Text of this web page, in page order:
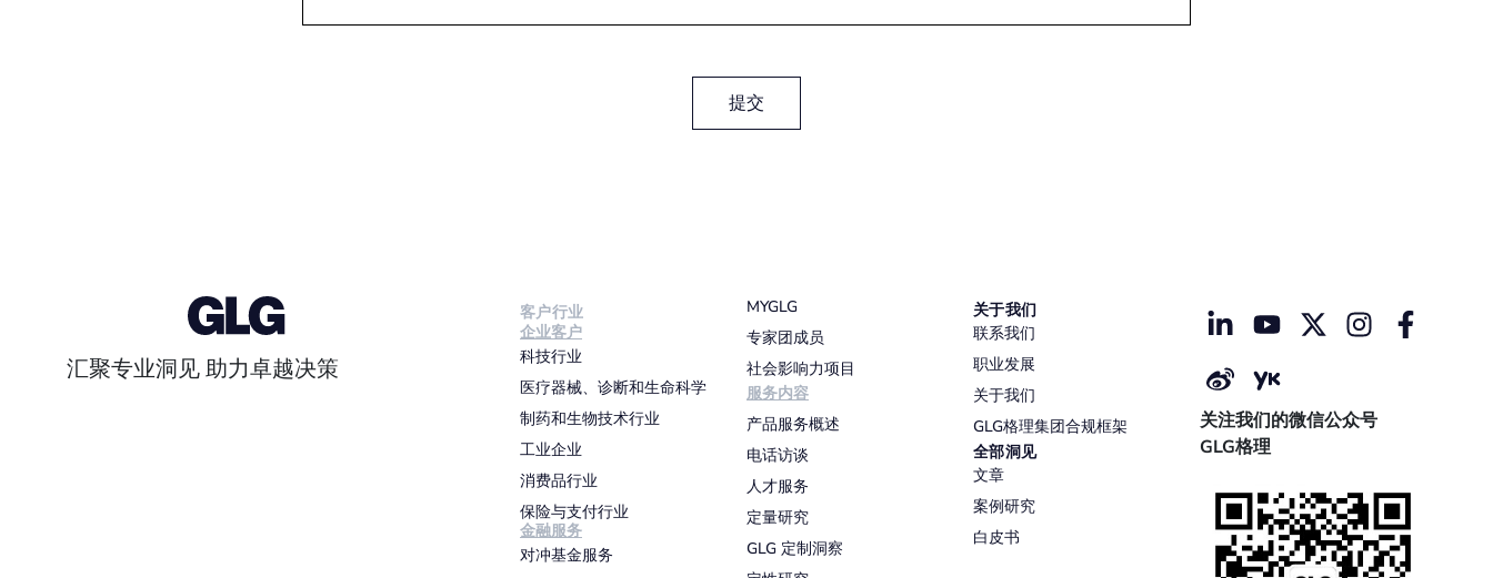
提交
汇聚专业洞见 助力卓越决策
客户行业
企业客户
科技行业
医疗器械、诊断和生命科学
制药和生物技术行业
工业企业
消费品行业
保险与支付行业
金融服务
对冲基金服务
MYGLG
专家团成员
社会影响力项目
服务内容
产品服务概述
电话访谈
人才服务
定量研究
GLG 定制洞察
关于我们
联系我们
职业发展
关于我们
GLG格理集团合规框架
全部洞见
文章
案例研究
白皮书
关注我们的微信公众号
GLG格理